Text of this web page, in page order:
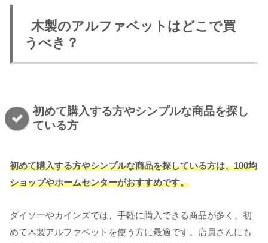
木製のアルファベットはどこで買
うべき？
初めて購入する方やシンプルな商品を探し
ている方
初めて購入する方やシンプルな商品を探している方は、100均
ショップやホームセンターがおすすめです。
ダイソーやカインズでは、手軽に購入できる商品が多く、初
めて木製アルファベットを使う方に最適です。店員さんにも